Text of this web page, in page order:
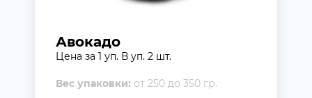
Авокадо
Цена за 1 уп. В уп. 2 шт.
Вес упаковки: от 250 до 350 гр.